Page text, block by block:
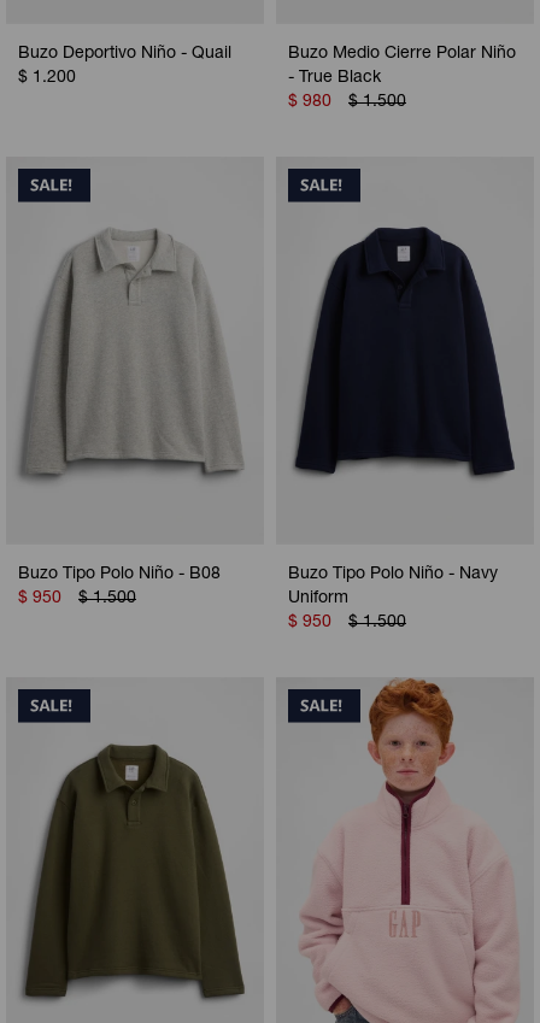
Buzo Deportivo Niño - Quail
$ 1.200
Buzo Medio Cierre Polar Niño
- True Black
$ 980 $ 1.500
Buzo Tipo Polo Niño - B08
$ 950 $ 1.500
Buzo Tipo Polo Niño - Navy
Uniform
$ 950 $ 1.500